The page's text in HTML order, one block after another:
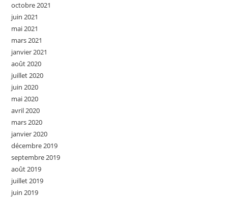
octobre 2021
juin 2021
mai 2021
mars 2021
janvier 2021
août 2020
juillet 2020
juin 2020
mai 2020
avril 2020
mars 2020
janvier 2020
décembre 2019
septembre 2019
août 2019
juillet 2019
juin 2019